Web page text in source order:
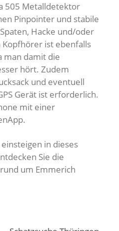
505 Metalldetektor
Pinpointer und stabile
Hacke und/oder
Kopfhörer ist ebenfalls
man damit die
hört. Zudem
und eventuell
Gerät ist erforderlich.
mit einer
in dieses
Sie die
um Emmerich